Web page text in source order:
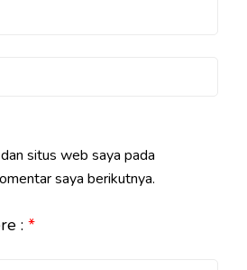
situs web saya pada
saya berikutnya.
: *